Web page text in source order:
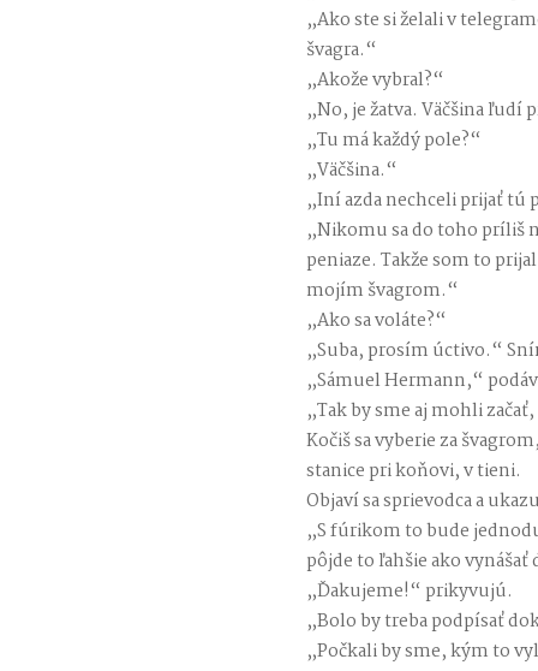
„Ako ste si želali v
švagra.“
„Akože vybral?“
„No, je žatva. Väčšina ľudí
„Tu má každý pole?“
„Väčšina.“
„Iní azda nechceli prijať tú
„Nikomu sa do toho príliš
peniaze. Takže som to
mojím švagrom.“
„Ako sa voláte?“
„Suba, prosím úctivo.“
„Sámuel Hermann,“
„Tak by sme aj mohli
Kočiš sa vyberie za
stanice pri koňovi, v tieni.
Objaví sa sprievodca a
„S fúrikom to bude
pôjde to ľahšie ako
„Ďakujeme!“ prikyvujú.
„Bolo by treba podpísať
„Počkali by sme, kým to